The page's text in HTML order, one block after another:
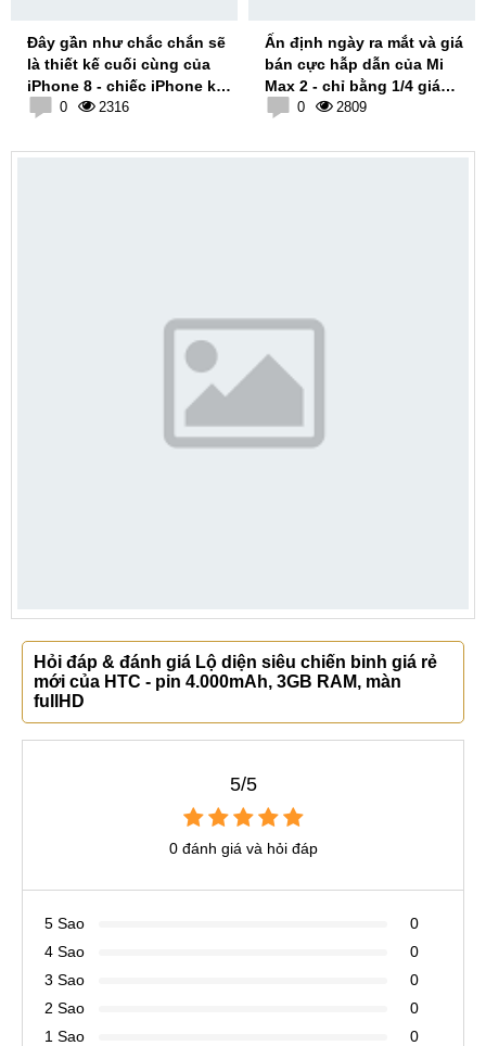
Đây gần như chắc chắn sẽ
là thiết kế cuối cùng của
iPhone 8 - chiếc iPhone kỷ
niệm 10 năm
0 2316
Ấn định ngày ra mắt và giá
bán cực hẫp dẫn của Mi
Max 2 - chỉ bằng 1/4 giá
Galaxy S8 Plus
0 2809
Hỏi đáp & đánh giá Lộ diện siêu chiến binh giá rẻ
mới của HTC - pin 4.000mAh, 3GB RAM, màn
fullHD
5/5
0 đánh giá và hỏi đáp
5 Sao
0
4 Sao
0
3 Sao
0
2 Sao
0
1 Sao
0